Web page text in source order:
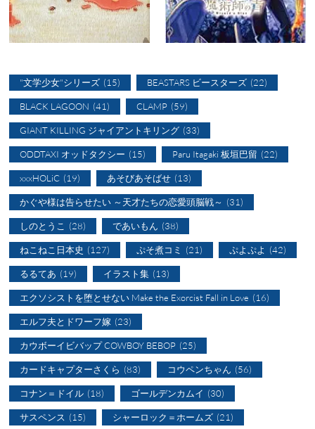
"文学少女"シリーズ (15) BEASTARS ビースターズ (22)
BLACK LAGOON (41) CLAMP (59)
GIANT KILLING ジャイアントキリング (33)
ODDTAXI オッドタクシー (15) Paru Itagaki 板垣巴留 (22)
xxxHOLiC (19) あそびあそばせ (13)
かぐや様は告らせたい ～天才たちの恋愛頭脳戦～ (31)
しのとうこ (28) であいもん (38)
ねこねこ日本史 (127) ぷそ煮コミ (21) ぷよぷよ (42)
るるてあ (19) イラスト集 (13)
エクソシストを堕とせない Make the Exorcist Fall in Love (16)
エルフ夫とドワーフ嫁 (23)
カウボーイビバップ COWBOY BEBOP (25)
カードキャプターさくら (83) コウペンちゃん (56)
コナン＝ドイル (18) ゴールデンカムイ (30)
サスペンス (15) シャーロック＝ホームズ (21)